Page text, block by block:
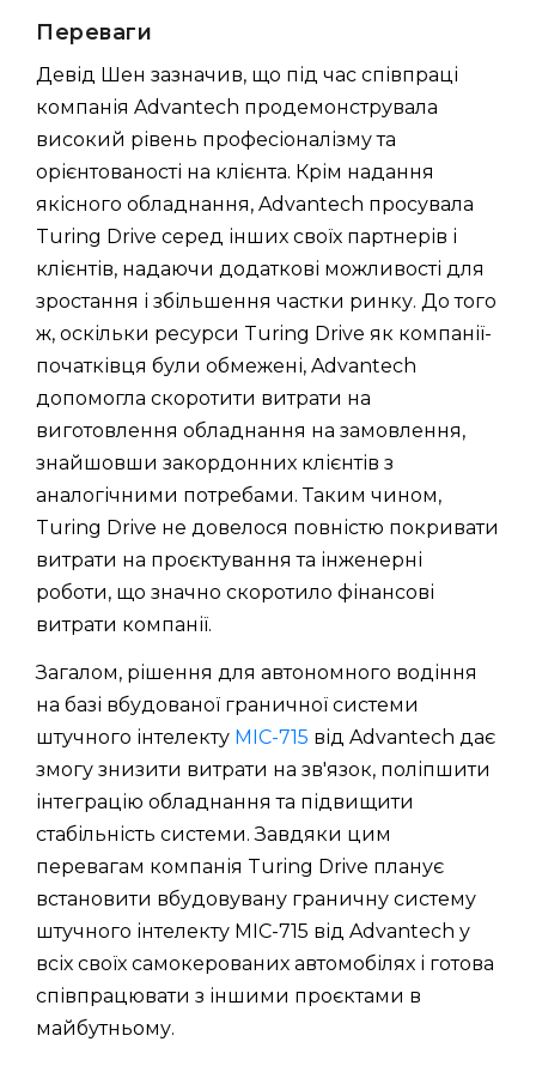
Переваги
Девід Шен зазначив, що під час співпраці
компанія Advantech продемонструвала
високий рівень професіоналізму та
орієнтованості на клієнта. Крім надання
якісного обладнання, Advantech просувала
Turing Drive серед інших своїх партнерів і
клієнтів, надаючи додаткові можливості для
зростання і збільшення частки ринку. До того
ж, оскільки ресурси Turing Drive як компанії-
початківця були обмежені, Advantech
допомогла скоротити витрати на
виготовлення обладнання на замовлення,
знайшовши закордонних клієнтів з
аналогічними потребами. Таким чином,
Turing Drive не довелося повністю покривати
витрати на проєктування та інженерні
роботи, що значно скоротило фінансові
витрати компанії.
Загалом, рішення для автономного водіння
на базі вбудованої граничної системи
штучного інтелекту MIC-715 від Advantech дає
змогу знизити витрати на зв'язок, поліпшити
інтеграцію обладнання та підвищити
стабільність системи. Завдяки цим
перевагам компанія Turing Drive планує
встановити вбудовувану граничну систему
штучного інтелекту MIC-715 від Advantech у
всіх своїх самокерованих автомобілях і готова
співпрацювати з іншими проєктами в
майбутньому.